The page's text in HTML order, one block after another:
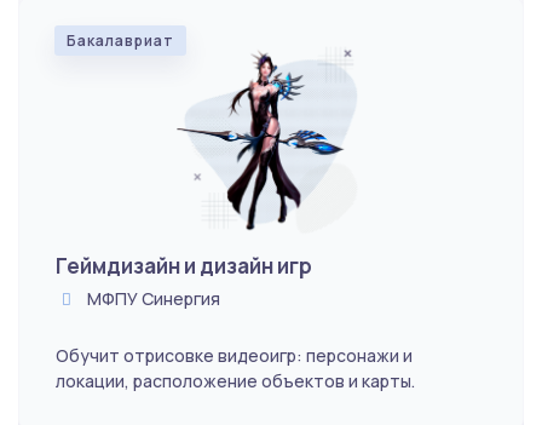
Бакалавриат
Геймдизайн и дизайн игр
МФПУ Синергия
Обучит отрисовке видеоигр: персонажи и
локации, расположение объектов и карты.